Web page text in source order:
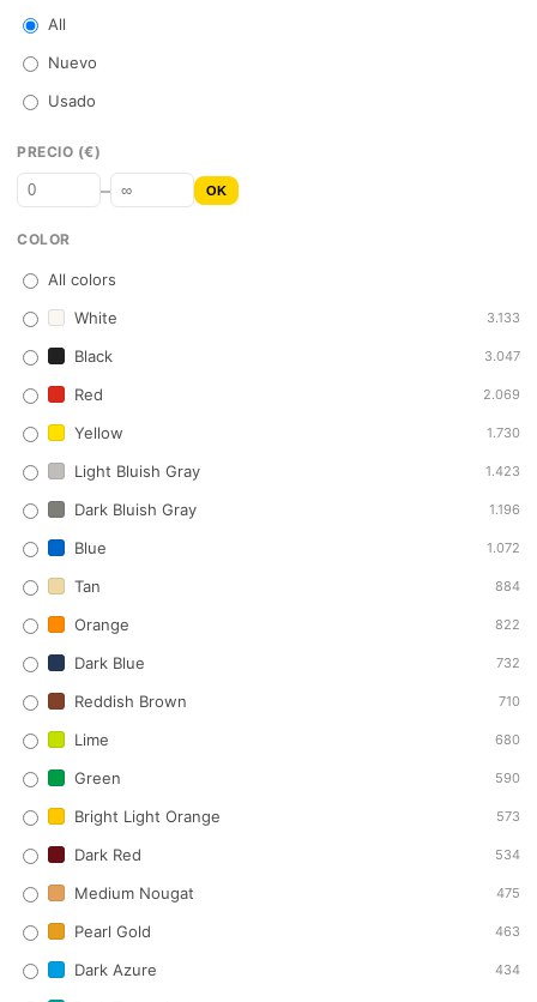
All
Nuevo
Usado
PRECIO (€)
– OK
COLOR
All colors
White
3.133
Black 3.047
Red 2.069
Yellow 1.730
Light Bluish Gray 1.423
Dark Bluish Gray 1.196
Blue 1.072
Tan 884
Orange 822
Dark Blue 732
Reddish Brown 710
Lime 680
Green 590
Bright Light Orange 573
Dark Red 534
Medium Nougat 475
Pearl Gold 463
Dark Azure 434